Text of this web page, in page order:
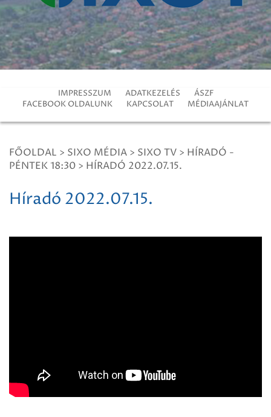
IMPRESSZUM ADATKEZELÉS
ÁSZF
FACEBOOK OLDALUNK
KAPCSOLAT MÉDIAAJÁNLAT
FŐOLDAL > SIXO MÉDIA > SIXO TV > HÍRADÓ -
PÉNTEK 18:30 > HÍRADÓ 2022.07.15.
Híradó 2022.07.15.